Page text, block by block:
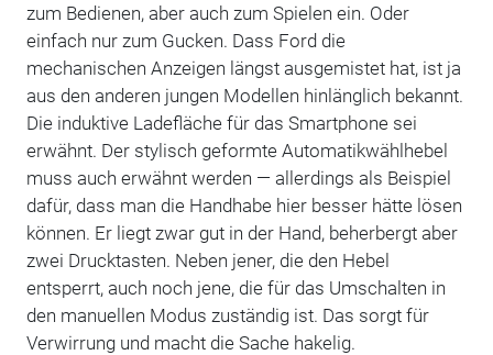
zum Bedienen, aber auch zum Spielen ein. Oder
einfach nur zum Gucken. Dass Ford die
mechanischen Anzeigen längst ausgemistet hat, ist ja
aus den anderen jungen Modellen hinlänglich bekannt.
Die induktive Ladefläche für das Smartphone sei
erwähnt. Der stylisch geformte Automatikwählhebel
muss auch erwähnt werden — allerdings als Beispiel
dafür, dass man die Handhabe hier besser hätte lösen
können. Er liegt zwar gut in der Hand, beherbergt aber
zwei Drucktasten. Neben jener, die den Hebel
entsperrt, auch noch jene, die für das Umschalten in
den manuellen Modus zuständig ist. Das sorgt für
Verwirrung und macht die Sache hakelig.